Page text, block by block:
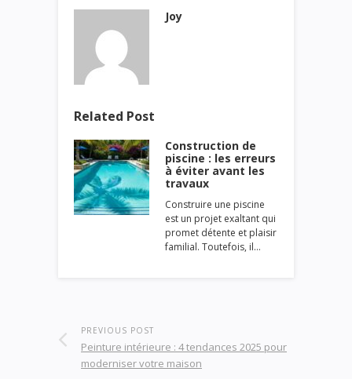
Joy
Related Post
Construction de
piscine : les erreurs
à éviter avant les
travaux
Construire une piscine
est un projet exaltant qui
promet détente et plaisir
familial. Toutefois, il…
PREVIOUS POST
Peinture intérieure : 4 tendances 2025 pour
moderniser votre maison